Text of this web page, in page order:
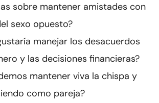
sobre mantener amistades con
sexo opuesto?
manejar los desacuerdos
y las decisiones financieras?
mantener viva la chispa y
como pareja?